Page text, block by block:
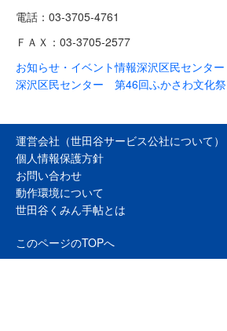
電話：03-3705-4761
ＦＡＸ：03-3705-2577
お知らせ・イベント情報深沢区民センター
深沢区民センター 第46回ふかさわ文化祭
運営会社（世田谷サービス公社について）
個人情報保護方針
お問い合わせ
動作環境について
世田谷くみん手帖とは
このページのTOPへ